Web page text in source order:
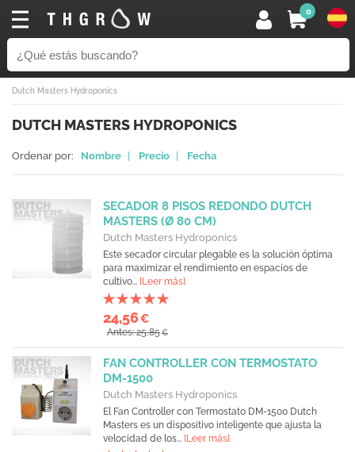
0
Dutch Masters Hydroponics
DUTCH MASTERS HYDROPONICS
Ordenar por: Nombre Precio Fecha
SECADOR 8 PISOS REDONDO DUTCH
MASTERS (Ø 80 CM)
Dutch Masters Hydroponics
Este secador circular plegable es la solución óptima
para maximizar el rendimiento en espacios de
cultivo... [Leer más]
24,56€
Antes: 25,85€
FAN CONTROLLER CON TERMOSTATO
DM-1500
Dutch Masters Hydroponics
El Fan Controller con Termostato DM-1500 Dutch
Masters es un dispositivo inteligente que ajusta la
velocidad de los... [Leer más]